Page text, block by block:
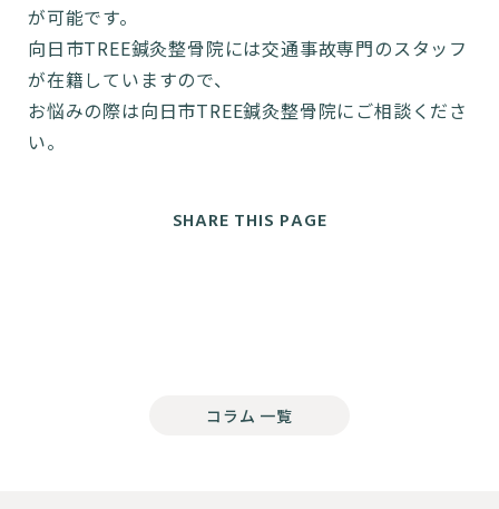
が可能です。
向日市TREE鍼灸整骨院には交通事故専門のスタッフ
が在籍していますので、
お悩みの際は向日市TREE鍼灸整骨院にご相談くださ
い。
SHARE THIS PAGE
コラム 一覧